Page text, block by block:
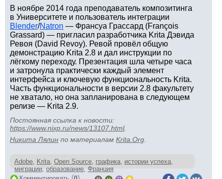
В ноябре 2014 года преподаватель композитинга
в Университете и пользователь интеграции
Blender/Natron — Франсуа Грассард (François
Grassard) — пригласил разработчика Krita Дэвида
Ревоя (David Revoy). Ревой провёл общую
демонстрацию Krita 2.8 и дал инструкции по
лёгкому переходу. Презентация шла четыре часа
и затронула практически каждый элемент
интерфейса и ключевую функциональность Krita.
Часть функциональности в версии 2.8 факультету
не хватало, но она запланирована в следующем
релизе — Krita 2.9.
Постоянная ссылка к новости:
https://www.nixp.ru/news/13107.html.
Никита Лялин по материалам Krita.Org
Adobe, Krita, Open Source, графика, истории успеха,
миграции, образование, Франция